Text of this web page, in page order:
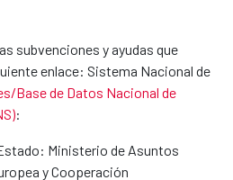
subvenciones y ayudas que
enlace: Sistema Nacional de
Base de Datos Nacional de
:
Ministerio de Asuntos
y Cooperación